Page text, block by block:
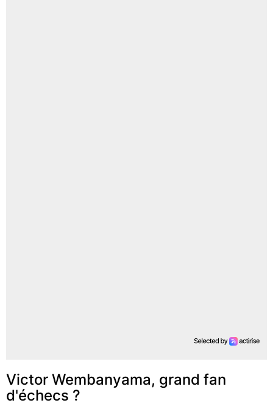
Victor Wembanyama, grand fan
d'échecs ?